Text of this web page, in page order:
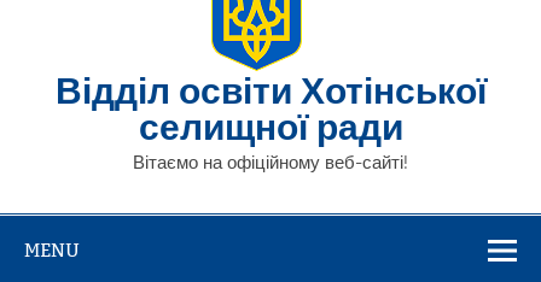
Відділ освіти Хотінської
селищної ради
Вітаємо на офіційному веб-сайті!
MENU